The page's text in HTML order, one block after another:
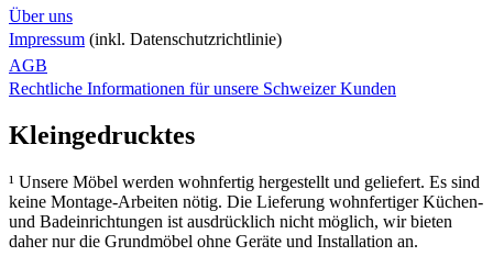
Über uns
Impressum (inkl. Datenschutzrichtlinie)
AGB
Rechtliche Informationen für unsere Schweizer Kunden
Kleingedrucktes
¹ Unsere Möbel werden wohnfertig hergestellt und geliefert. Es sind
keine Montage-Arbeiten nötig. Die Lieferung wohnfertiger Küchen-
und Badeinrichtungen ist ausdrücklich nicht möglich, wir bieten
daher nur die Grundmöbel ohne Geräte und Installation an.